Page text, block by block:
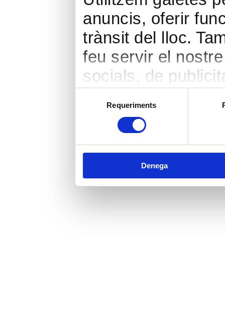
anuncis, oferir
trànsit del lloc.
feu servir el
socials, de
hàgiu
heu fet dels seus
consentiment
Requeriments
Denega